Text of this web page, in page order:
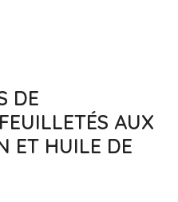
DE
AUX
ET HUILE DE